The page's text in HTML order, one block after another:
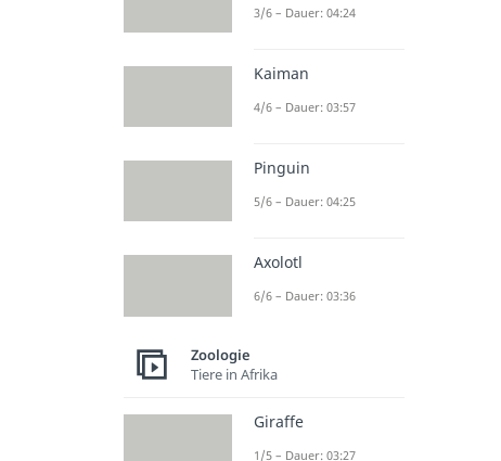
3/6 – Dauer: 04:24
Kaiman
4/6 – Dauer: 03:57
Pinguin
5/6 – Dauer: 04:25
Axolotl
6/6 – Dauer: 03:36
Zoologie
Tiere in Afrika
Giraffe
1/5 – Dauer: 03:27